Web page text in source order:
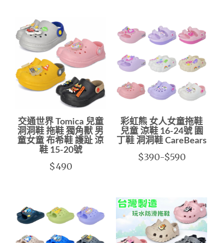
交通世界 Tomica 兒童
洞洞鞋 拖鞋 獨角獸 男
童女童 布希鞋 護趾 涼
鞋 15-20號
$490
彩虹熊 女人女童拖鞋
兒童 涼鞋 16-24號 園
丁鞋 洞洞鞋 CareBears
$390-$590